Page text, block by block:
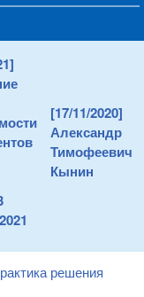
[17/11/2020]
Александр
Тимофеевич
Кынин
решения